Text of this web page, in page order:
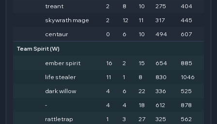
treant
2 8 10 275 404
skywrath mage
2 12 11 317 445
centaur
0 6 10 494 607
Team Spirit(W)
ember spirit
16 2 15 654 885
life stealer
11 1 8 830 1046
dark willow
4 6 22 336 525
-
4 4 18 612 878
rattletrap
1 3 27 325 562